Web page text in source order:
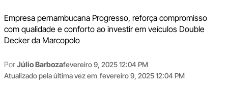
Empresa pernambucana Progresso, reforça compromisso
com qualidade e conforto ao investir em veículos Double
Decker da Marcopolo
PorJúlio Barbozafevereiro 9, 2025 12:04 PM
Atualizado pela última vez em fevereiro 9, 2025 12:04 PM